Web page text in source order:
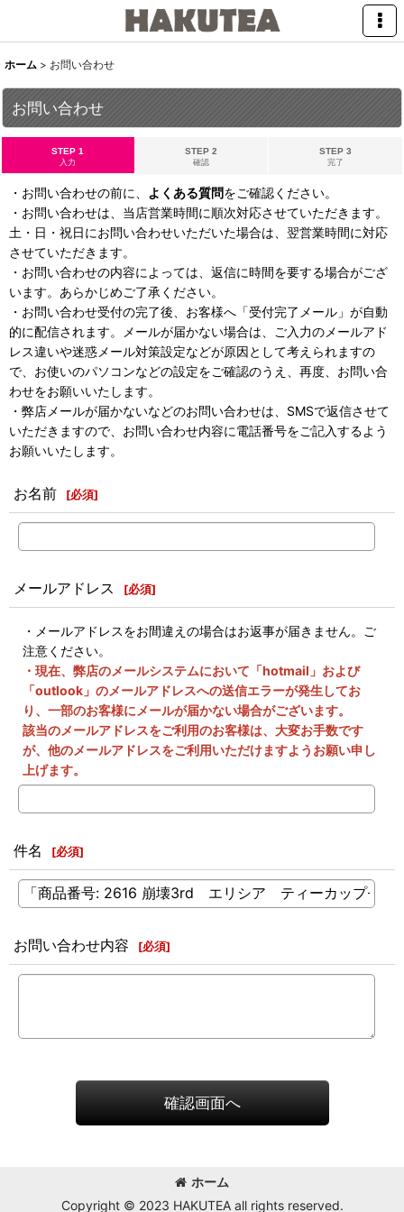
ホーム > お問い合わせ
お問い合わせ
STEP 1
入力
STEP 2
確認
STEP 3
完了
・お問い合わせの前に、 よくある質問をご確認ください。
・お問い合わせは、当店営業時間に順次対応させていただきます。
土・日・祝日にお問い合わせいただいた場合は、翌営業時間に対応
させていただきます。
・お問い合わせの内容によっては、返信に時間を要する場合がござ
います。あらかじめご了承ください。
・お問い合わせ受付の完了後、お客様へ「受付完了メール」が自動
的に配信されます。メールが届かない場合は、ご入力のメールアド
レス違いや迷惑メール対策設定などが原因として考えられますの
で、お使いのパソコンなどの設定をご確認のうえ、再度、お問い合
わせをお願いいたします。
・弊店メールが届かないなどのお問い合わせは、SMSで返信させて
いただきますので、お問い合わせ内容に電話番号をご記入するよう
お願いいたします。
お名前 [必須]
メールアドレス [必須]
・メールアドレスをお間違えの場合はお返事が届きません。ご
注意ください。
・現在、弊店のメールシステムにおいて「hotmail」および
「outlook」のメールアドレスへの送信エラーが発生してお
り、一部のお客様にメールが届かない場合がございます。
該当のメールアドレスをご利用のお客様は、大変お手数です
が、他のメールアドレスをご利用いただけますようお願い申し
上げます。
件名 [必須]
お問い合わせ内容 [必須]
確認画面へ
ホーム
Copyright © 2023 HAKUTEA all rights reserved.